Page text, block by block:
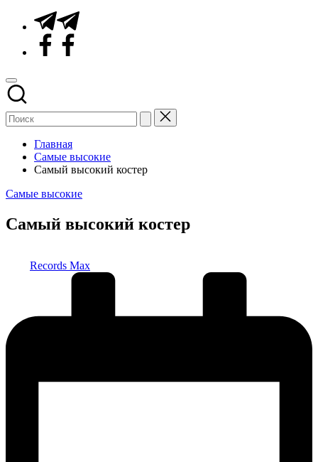
Telegram
Facebook
Главная
Самые высокие
Самый высокий костер
Опубликовано
Самые высокие
Самый высокий костер
Records Max